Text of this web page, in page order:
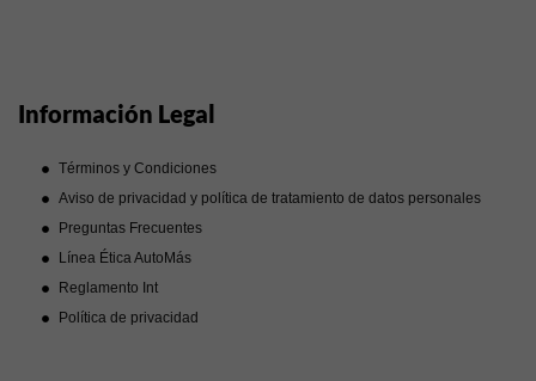
Información Legal
Términos y Condiciones
Aviso de privacidad y política de tratamiento de datos personales
Preguntas Frecuentes
Línea Ética AutoMás
Reglamento Int
Política de privacidad